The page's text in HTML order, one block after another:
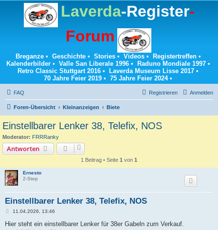
Laverda-Register-
Forum
Breganze• Geschichte• Stories• Videos• Registertreffen•
Kalenderbilder• Valle San Liberale 1996• Raduno Mondiale 1997•
Retro Classic Stuttgart 2016 • Laverda Museum Lisse 2017 •
70 Jahre Feier 2019 • 75 Jahre Feier 2024•
FAQ Anmelden
Registrieren
Foren-Übersicht Kleinanzeigen Biete
Einstellbarer Lenker 38, Telefix, NOS
Moderator: FRRRanky
Antworten
1 Beitrag • Seite 1 von 1
Ernesto
2-Step
Einstellbarer Lenker 38, Telefix, NOS
B
i
11.04.2026, 13:46
Hier steht ein einstellbarer Lenker für 38er Gabeln zum Verkauf.